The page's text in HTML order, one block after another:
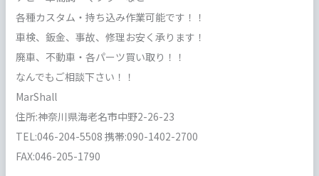
各種カスタム・持ち込み作業可能です！！
車検、鈑金、事故、修理お安く承ります！
廃車、不動車・各パーツ買い取り！！
なんでもご相談下さい！！
MarShall
住所:神奈川県海老名市中野2-26-23
TEL:046-204-5508 携帯:090-1402-2700
FAX:046-205-1790